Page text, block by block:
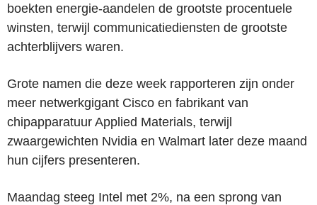
boekten energie-aandelen de grootste procentuele
winsten, terwijl communicatiediensten de grootste
achterblijvers waren.
Grote namen die deze week rapporteren zijn onder
meer netwerkgigant Cisco en fabrikant van
chipapparatuur Applied Materials, terwijl
zwaargewichten Nvidia en Walmart later deze maand
hun cijfers presenteren.
Maandag steeg Intel met 2%, na een sprong van